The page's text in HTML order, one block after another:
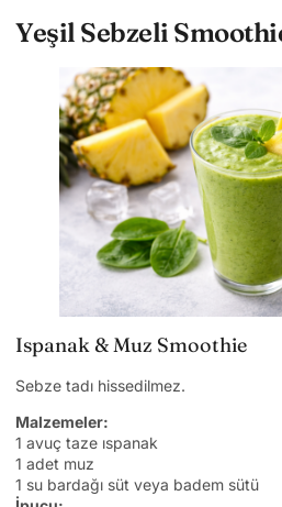
Yeşil Sebzeli
Ispanak & Muz Smoothie
Sebze tadı hissedilmez.
Malzemeler:
1 avuç taze ıspanak
1 adet muz
1 su bardağı süt veya badem sütü